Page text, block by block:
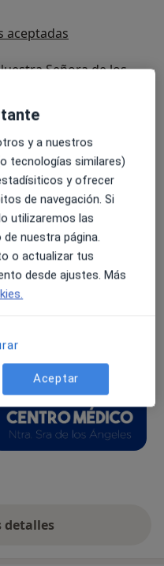
aceptadas
Señora de los
plano
Metatarsalgia
detalles
la experiencia
y a nuestros
tecnologías similares)
y ofrecer
de navegación. Si
utilizaremos las
nuestra página.
o actualizar tus
desde ajustes. Más
Aceptar